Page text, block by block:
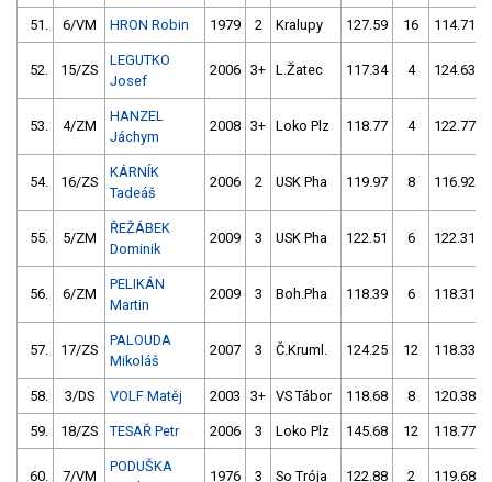
51. 6/VM HRON Robin 1979 2 Kralupy 127.59 16 114.71
52. 15/ZS
LEGUTKO
Josef
2006 3+ L.Žatec 117.34 4 124.63
53. 4/ZM
HANZEL
Jáchym
2008 3+ Loko Plz 118.77 4 122.77
54. 16/ZS
KÁRNÍK
Tadeáš
2006 2 USK Pha 119.97 8 116.92
55. 5/ZM
ŘEŽÁBEK
Dominik
2009 3 USK Pha 122.51 6 122.31
56. 6/ZM
PELIKÁN
Martin
2009 3 Boh.Pha 118.39 6 118.31
57. 17/ZS
PALOUDA
Mikoláš
2007 3 Č.Kruml. 124.25 12 118.33
58. 3/DS VOLF Matěj 2003 3+ VS Tábor 118.68 8 120.38
59. 18/ZS TESAŘ Petr 2006 3 Loko Plz 145.68 12 118.77
60. 7/VM
PODUŠKA
1976 3 So Trója 122.88 2 119.68